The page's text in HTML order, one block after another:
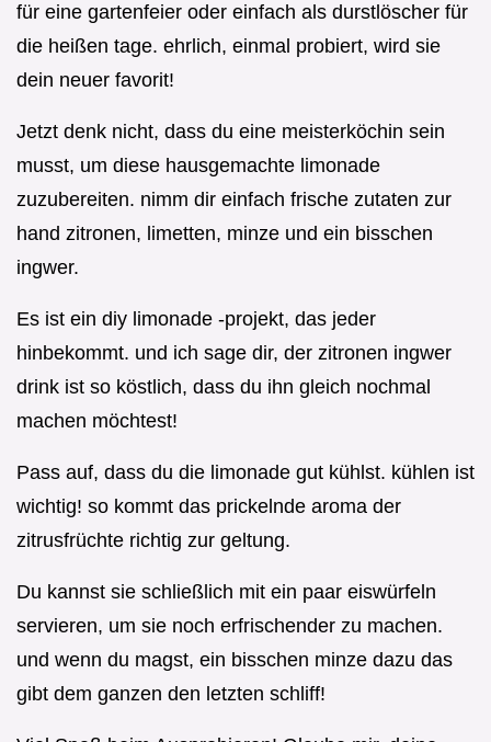
für eine gartenfeier oder einfach als durstlöscher für
die heißen tage. ehrlich, einmal probiert, wird sie
dein neuer favorit!
Jetzt denk nicht, dass du eine meisterköchin sein
musst, um diese hausgemachte limonade
zuzubereiten. nimm dir einfach frische zutaten zur
hand zitronen, limetten, minze und ein bisschen
ingwer.
Es ist ein diy limonade -projekt, das jeder
hinbekommt. und ich sage dir, der zitronen ingwer
drink ist so köstlich, dass du ihn gleich nochmal
machen möchtest!
Pass auf, dass du die limonade gut kühlst. kühlen ist
wichtig! so kommt das prickelnde aroma der
zitrusfrüchte richtig zur geltung.
Du kannst sie schließlich mit ein paar eiswürfeln
servieren, um sie noch erfrischender zu machen.
und wenn du magst, ein bisschen minze dazu das
gibt dem ganzen den letzten schliff!